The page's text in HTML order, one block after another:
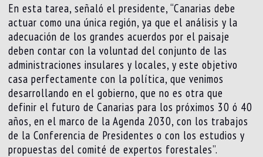
En esta tarea, señaló el presidente, “Canarias debe
actuar como una única región, ya que el análisis y la
adecuación de los grandes acuerdos por el paisaje
deben contar con la voluntad del conjunto de las
administraciones insulares y locales, y este objetivo
casa perfectamente con la política, que venimos
desarrollando en el gobierno, que no es otra que
definir el futuro de Canarias para los próximos 30 ó 40
años, en el marco de la Agenda 2030, con los trabajos
de la Conferencia de Presidentes o con los estudios y
propuestas del comité de expertos forestales”.